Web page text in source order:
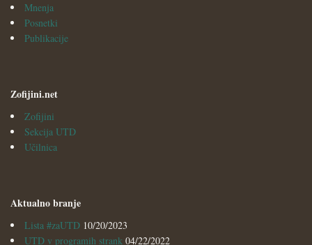
Mnenja
Posnetki
Publikacije
Zofijini.net
Zofijini
Sekcija UTD
Učilnica
Aktualno branje
Lista #zaUTD 10/20/2023
UTD v programih strank 04/22/2022